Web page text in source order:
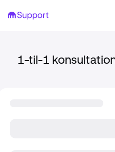
1-til-1